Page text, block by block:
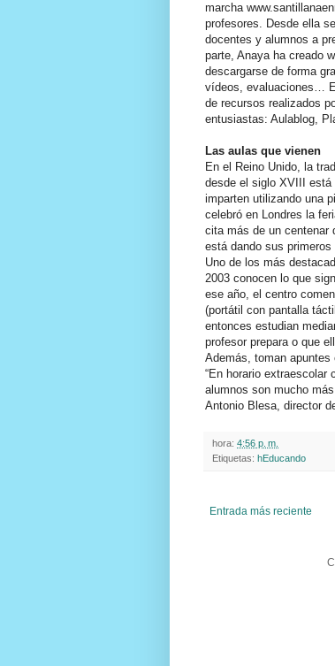
marcha
profesores. Desde ella
docentes y alumnos a
parte, Anaya ha creado
descargarse de forma
vídeos, evaluaciones…
de recursos realizados
entusiastas: Aulablog,
Las aulas que vienen
En el Reino Unido, la
desde el siglo XVIII está
imparten utilizando una
celebró en Londres la
cita más de un centenar
está dando sus
Uno de los más
2003 conocen lo que
ese año, el centro
(portátil con pantalla
entonces estudian
profesor prepara o que
Además, toman apuntes
“En horario
alumnos son mucho
Antonio Blesa, director
hora: 4:56 p. m.
Etiquetas: hEducando
Entrada más reciente